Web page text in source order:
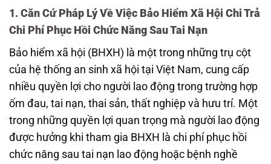
1. Căn Cứ Pháp Lý Về Việc Bảo Hiểm Xã Hội Chi Trả
Chi Phí Phục Hồi Chức Năng Sau Tai Nạn
Bảo hiểm xã hội (BHXH) là một trong những trụ cột
của hệ thống an sinh xã hội tại Việt Nam, cung cấp
nhiều quyền lợi cho người lao động trong trường hợp
ốm đau, tai nạn, thai sản, thất nghiệp và hưu trí. Một
trong những quyền lợi quan trọng mà người lao động
được hưởng khi tham gia BHXH là chi phí phục hồi
chức năng sau tai nạn lao động hoặc bệnh nghề